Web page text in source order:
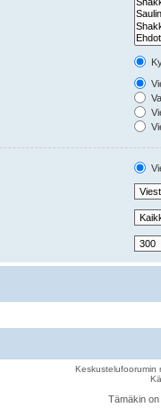
Keskustelufoorumin
Tämäkin on